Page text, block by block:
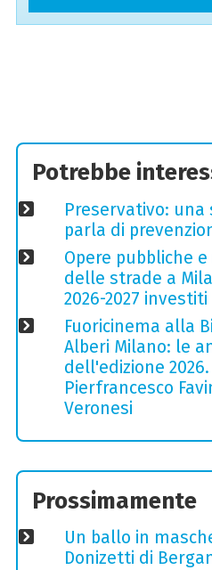
Potrebbe
Preservativo: una
parla di
Opere pubbliche
delle strade a
2026-2027
Fuoricinema alla
Alberi Milano: le
dell'edizione
Pierfrancesco
Veronesi
Prossimamente
Un ballo in
Donizetti di